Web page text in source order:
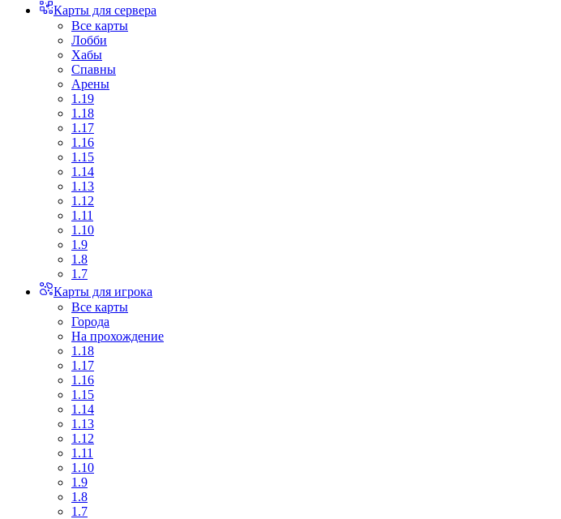
Карты для сервера
Все карты
Лобби
Хабы
Спавны
Арены
1.19
1.18
1.17
1.16
1.15
1.14
1.13
1.12
1.11
1.10
1.9
1.8
1.7
Карты для игрока
Все карты
Города
На прохождение
1.18
1.17
1.16
1.15
1.14
1.13
1.12
1.11
1.10
1.9
1.8
1.7